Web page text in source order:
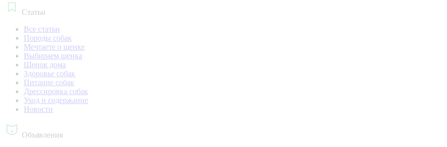
Статьи
Все статьи
Породы собак
Мечтаете о щенке
Выбираем щенка
Щенок дома
Здоровье собак
Питание собак
Дрессировка собак
Уход и содержание
Новости
Объявления